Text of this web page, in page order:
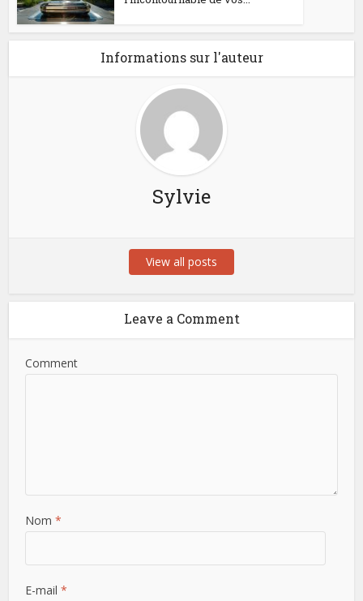
Informations sur l'auteur
Sylvie
View all posts
Leave a Comment
Comment
Nom*
E-mail*